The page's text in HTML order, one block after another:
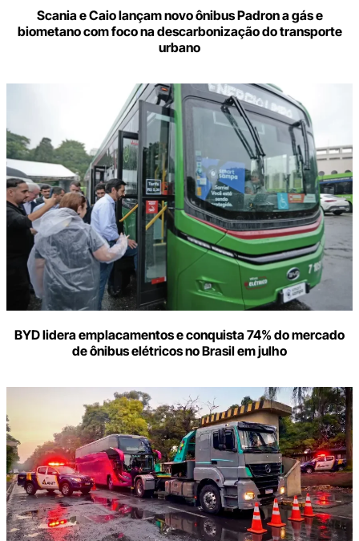
Scania e Caio lançam novo ônibus Padron a gás e
biometano com foco na descarbonização do transporte
urbano
BYD lidera emplacamentos e conquista 74% do mercado
de ônibus elétricos no Brasil em julho